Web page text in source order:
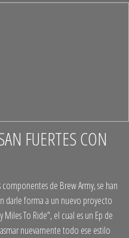
FUERTES CON
componentes de Brew Army, se han
darle forma a un nuevo proyecto
To Ride”, el cual es un Ep de
nuevamente todo ese estilo